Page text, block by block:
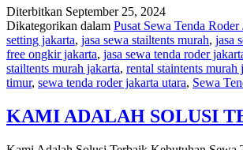
TENDA
RODER
TENTS
AREA
TERDEKAT
JAKARTA
Diterbitkan September 25, 2024
Dikategorikan dalam Pusat Sewa Tenda Roder
setting jakarta, jasa sewa stailtents murah, jasa
free ongkir jakarta, jasa sewa tenda roder
stailtents murah jakarta, rental staintents murah
timur, sewa tenda roder jakarta utara, Sewa
KAMI ADALAH SOLUSI